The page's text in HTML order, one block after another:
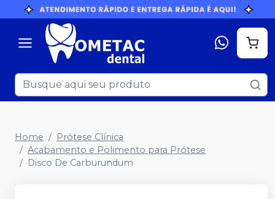
Home
Prótese Clínica
Acabamento e Polimento para Prótese
Disco De Carburundum